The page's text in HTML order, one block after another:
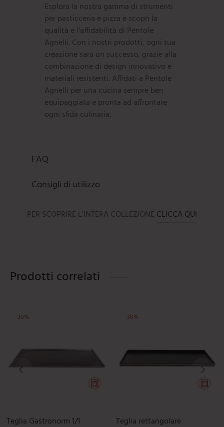
Esplora la nostra gamma di strumenti
per pasticceria e pizza e scopri la
qualità e l’affidabilità di Pentole
Agnelli. Con i nostri prodotti, ogni tua
creazione sarà un successo, grazie alla
combinazione di design innovativo e
materiali resistenti. Affidati a Pentole
Agnelli per una cucina sempre ben
equipaggiata e pronta ad affrontare
ogni sfida culinaria.
FAQ
Consigli di utilizzo
PER SCOPRIRE L’INTERA COLLEZIONE CLICCA QUI
Prodotti correlati
prodotto ha più varianti. Le opzioni possono essere
-30%
Teglia Gastronorm 1/1
-30%
Teglia rettangolare